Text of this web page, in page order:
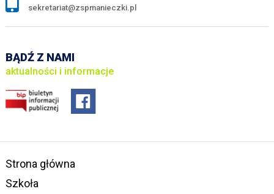
sekretariat@zspmanieczki.pl
BĄDŹ Z NAMI
aktualności i informacje
Strona główna
Szkoła